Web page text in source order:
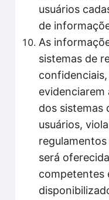
usuários
de
As
sistemas de
evidenciarem
dos sistemas
usuários,
regulamentos
será
competentes